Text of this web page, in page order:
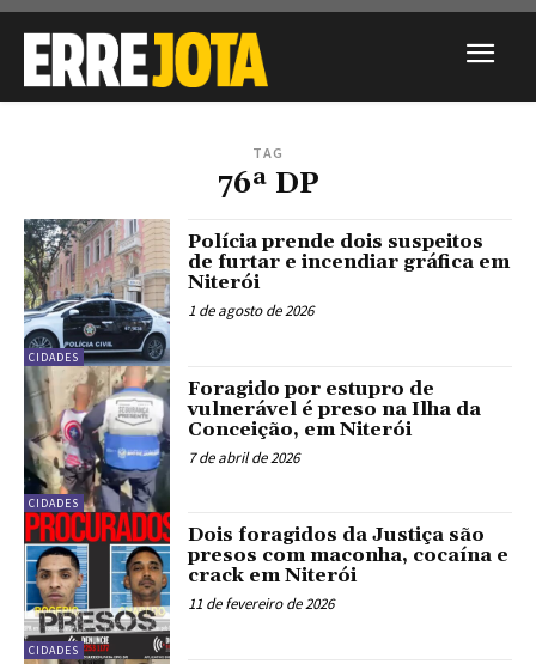
TAG
76ª DP
CIDADES
Polícia prende dois suspeitos
de furtar e incendiar gráfica em
Niterói
1 de agosto de 2026
CIDADES
Foragido por estupro de
vulnerável é preso na Ilha da
Conceição, em Niterói
7 de abril de 2026
CIDADES
Dois foragidos da Justiça são
presos com maconha, cocaína e
crack em Niterói
11 de fevereiro de 2026